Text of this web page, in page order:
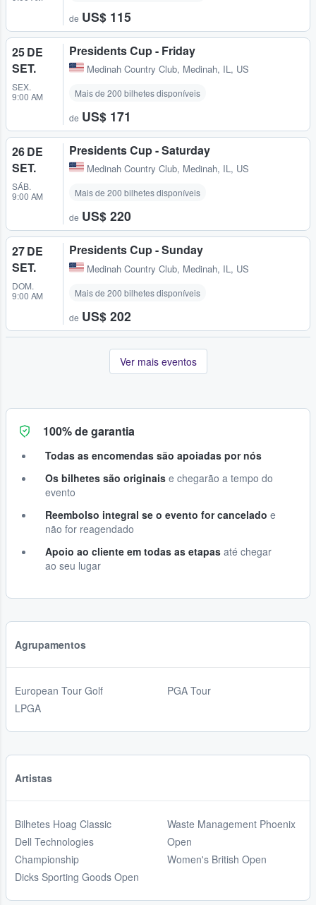
de US$ 115
25 DE
SET.
SEX.
9:00 AM
Presidents Cup - Friday
Medinah Country Club, Medinah, IL, US
Mais de 200 bilhetes disponíveis
de US$ 171
26 DE
SET.
SÁB.
9:00 AM
Presidents Cup - Saturday
Medinah Country Club, Medinah, IL, US
Mais de 200 bilhetes disponíveis
de US$ 220
27 DE
SET.
DOM.
9:00 AM
Presidents Cup - Sunday
Medinah Country Club, Medinah, IL, US
Mais de 200 bilhetes disponíveis
de US$ 202
Ver mais eventos
100% de garantia
Todas as encomendas são apoiadas por nós
Os bilhetes são originais e chegarão a tempo do
evento
Reembolso integral se o evento for cancelado e
não for reagendado
Apoio ao cliente em todas as etapas até chegar
ao seu lugar
Agrupamentos
European Tour Golf
LPGA
PGA Tour
Artistas
Bilhetes Hoag Classic
Dell Technologies
Championship
Dicks Sporting Goods Open
Waste Management Phoenix
Open
Women's British Open